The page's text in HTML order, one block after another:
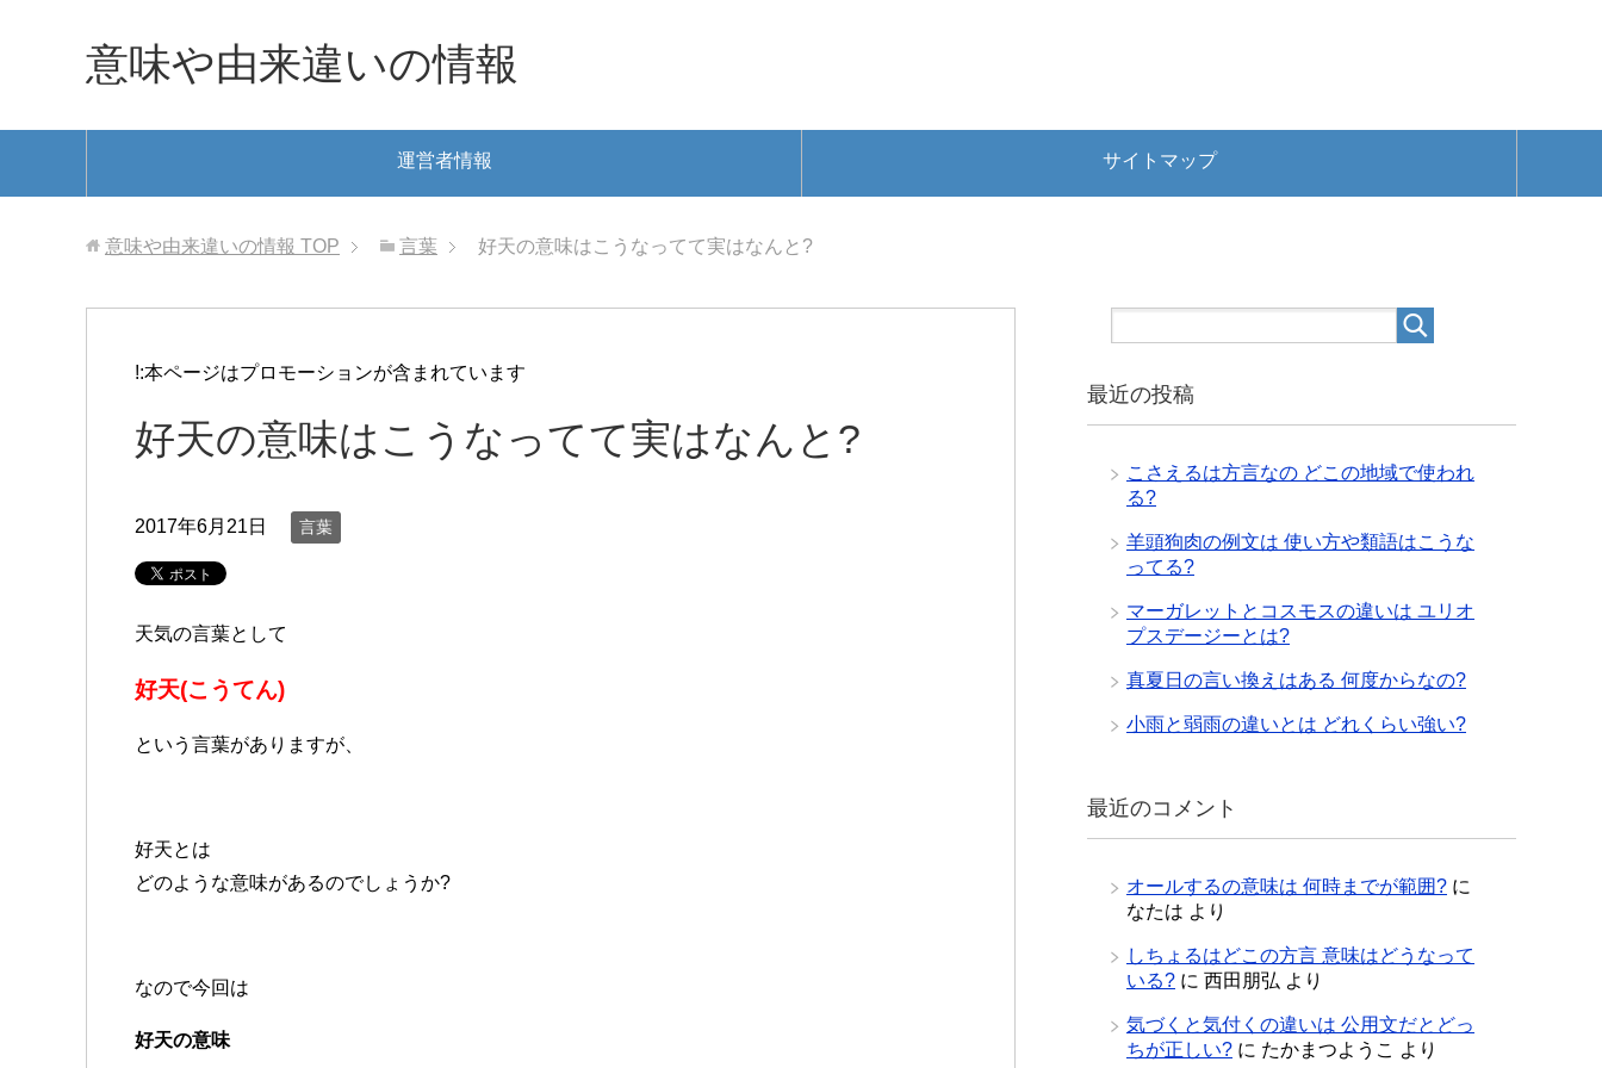
意味や由来違いの情報
運営者情報 サイトマップ
意味や由来違いの情報 TOP 言葉 好天の意味はこうなってて実はなんと?
!:本ページはプロモーションが含まれています
好天の意味はこうなってて実はなんと?
2017年6月21日 言葉
天気の言葉として
好天(こうてん)
という言葉がありますが、
好天とは
どのような意味があるのでしょうか?
なので今回は
好天の意味
最近の投稿
こさえるは方言なの どこの地域で使われ
る?
羊頭狗肉の例文は 使い方や類語はこうな
ってる?
マーガレットとコスモスの違いは ユリオ
プスデージーとは?
真夏日の言い換えはある 何度からなの?
小雨と弱雨の違いとは どれくらい強い?
最近のコメント
オールするの意味は 何時までが範囲? に
なたは より
しちょるはどこの方言 意味はどうなって
いる? に 西田朋弘 より
気づくと気付くの違いは 公用文だとどっ
ちが正しい? に たかまつようこ より